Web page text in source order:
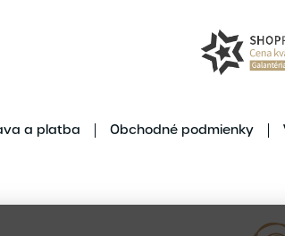
a platba Obchodné podmienky